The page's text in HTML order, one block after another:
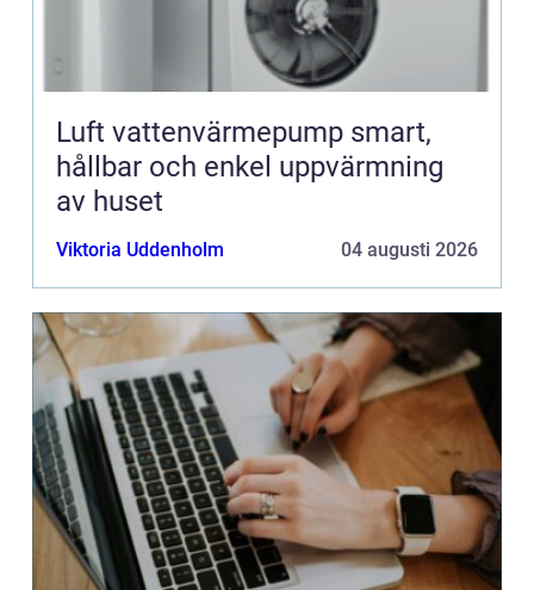
Luft vattenvärmepump smart,
hållbar och enkel uppvärmning
av huset
Viktoria Uddenholm 04 augusti 2026